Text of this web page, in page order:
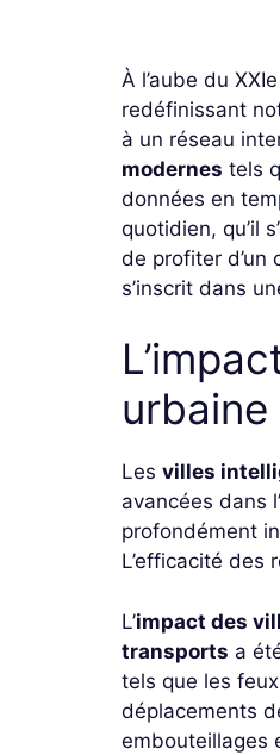
À l’aube du
redéfinissant
à un réseau
modernes tels
données en
quotidien, qu’il
de profiter d’un
s’inscrit dans
urbaine
Les villes
avancées dans
profondément
L’efficacité
L’impact des
transports a
tels que les
déplacements
embouteillages